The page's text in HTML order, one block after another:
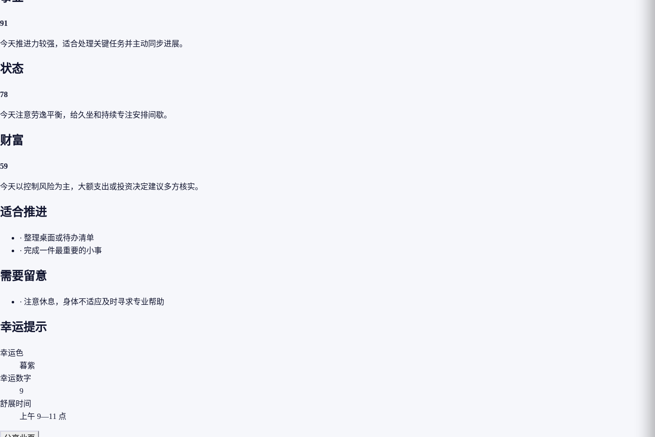
91
今天推进力较强，适合处理关键任务并主动同步进展。
状态
78
今天注意劳逸平衡，给久坐和持续专注安排间歇。
财富
59
今天以控制风险为主，大额支出或投资决定建议多方核实。
适合推进
· 整理桌面或待办清单
· 完成一件最重要的小事
需要留意
· 注意休息，身体不适应及时寻求专业帮助
幸运提示
幸运色
暮紫
幸运数字
9
舒展时间
上午 9—11 点